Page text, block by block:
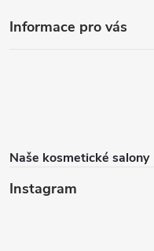
Informace pro vás
Naše kosmetické salony
Instagram